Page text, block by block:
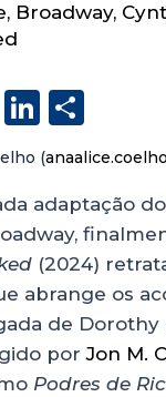
, Broadway,
F
b
Li
n
k
e
dI
n
h
re
(
adaptação
(2024)
abrange os
de Dorothy
porJon M.
Podres de